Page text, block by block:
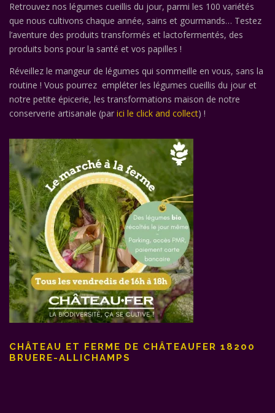
Retrouvez nos légumes cueillis du jour, parmi les 100 variétés
que nous cultivons chaque année, sains et gourmands… Testez
l’aventure des produits transformés et lactofermentés, des
produits bons pour la santé et vos papilles !
Réveillez le mangeur de légumes qui sommeille en vous, sans la
routine ! Vous pourrez empléter les légumes cueillis du jour et
notre petite épicerie, les transformations maison de notre
conserverie artisanale (par ici le click and collect) !
CHÂTEAU ET FERME DE CHÂTEAUFER 18200
BRUERE-ALLICHAMPS